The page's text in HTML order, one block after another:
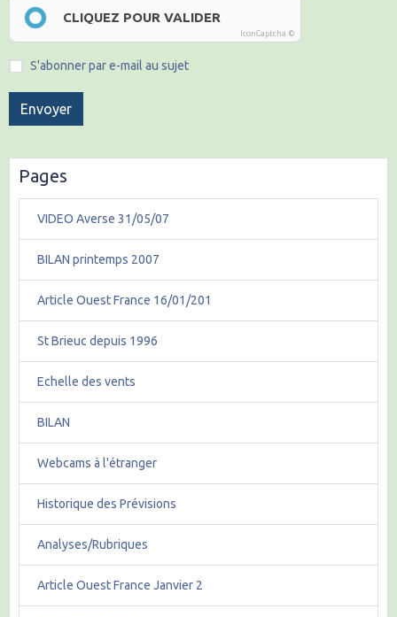
CLIQUEZ POUR VALIDER
IconCaptcha ©
S'abonner par e-mail au sujet
Envoyer
Pages
VIDEO Averse 31/05/07
BILAN printemps 2007
Article Ouest France 16/01/201
St Brieuc depuis 1996
Echelle des vents
BILAN
Webcams à l'étranger
Historique des Prévisions
Analyses/Rubriques
Article Ouest France Janvier 2